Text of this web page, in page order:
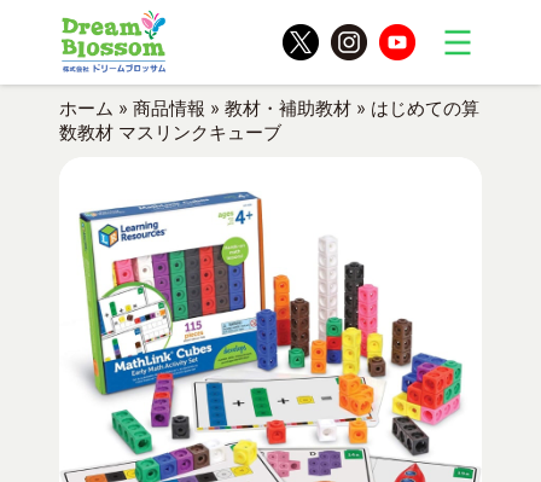
ホーム » 商品情報 » 教材・補助教材 » はじめての算
数教材 マスリンクキューブ